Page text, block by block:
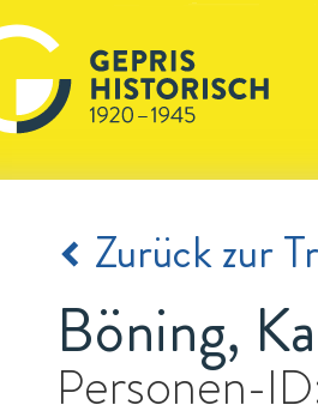
Zurück zur
Böning,
Personen-